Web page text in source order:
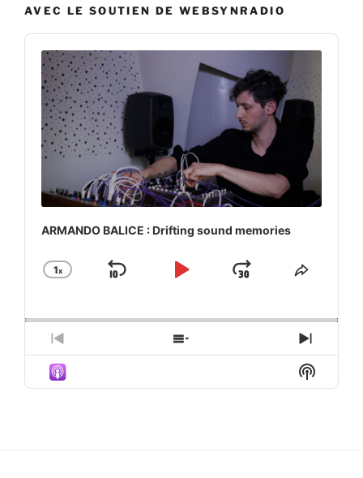
AVEC LE SOUTIEN DE WEBSYNRADIO
Audio
Player
ARMANDO BALICE : Drifting sound memories
Change
1x
Skip
Play
JumpShare
Previous
Episode
Show
Episodes
Next
Show